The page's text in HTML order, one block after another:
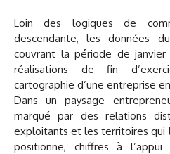
Loin des logiques de
descendante, les données
couvrant la période de
réalisations de fin
cartographie d’une entreprise
Dans un paysage
marqué par des relations
exploitants et les territoires qui
positionne, chiffres à